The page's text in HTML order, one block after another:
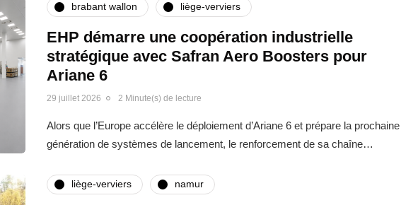
brabant wallon liège-verviers
EHP démarre une coopération industrielle
stratégique avec Safran Aero Boosters pour
Ariane 6
29 juillet 2026 2 Minute(s) de lecture
Alors que l’Europe accélère le déploiement d’Ariane 6 et prépare la prochaine
génération de systèmes de lancement, le renforcement de sa chaîne…
liège-verviers namur